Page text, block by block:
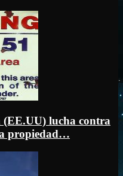
lucha contra
propiedad…